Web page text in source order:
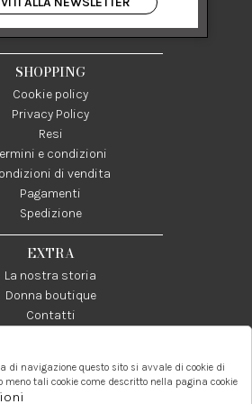
Salerno Italia
IVA 03024950655
SHOPPING
Cookie policy
Privacy Policy
Resi
e condizioni
di vendita
Pagamenti
Spedizione
EXTRA
La nostra storia
Donna boutique
Contatti
Whatsapp:
3338855601
Contatti:
info@donna1981.it
di navigazione questo sito si avvale di cookie di
meno tali cookie come descritto nella pagina cookie